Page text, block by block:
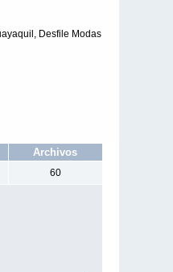
Desfile Modas
Archivos
60